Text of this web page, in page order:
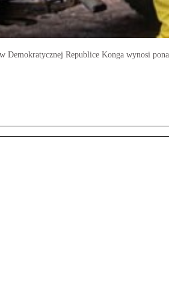
Demokratycznej Republice Konga wynosi